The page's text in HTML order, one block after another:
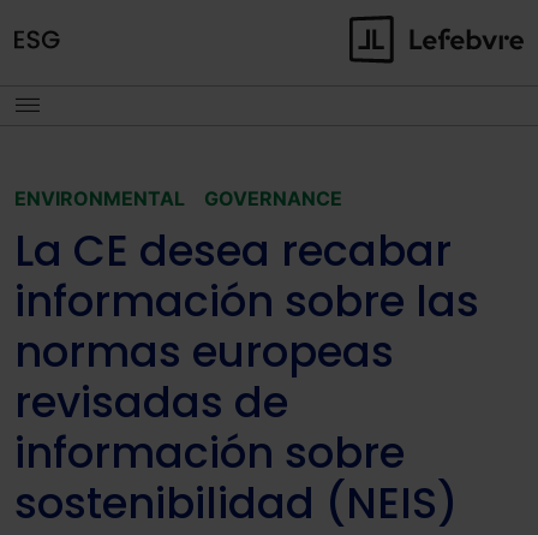
ENVIRONMENTAL GOVERNANCE
La CE desea recabar
información sobre las
normas europeas
revisadas de
información sobre
sostenibilidad (NEIS)